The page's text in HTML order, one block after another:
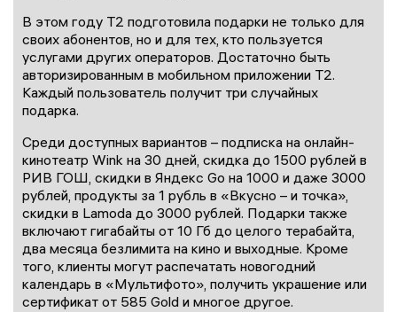
В этом году Т2 подготовила подарки не только для
своих абонентов, но и для тех, кто пользуется
услугами других операторов. Достаточно быть
авторизированным в мобильном приложении Т2.
Каждый пользователь получит три случайных
подарка.
Среди доступных вариантов – подписка на онлайн-
кинотеатр Wink на 30 дней, скидка до 1500 рублей в
РИВ ГОШ, скидки в Яндекс Go на 1000 и даже 3000
рублей, продукты за 1 рубль в «Вкусно – и точка»,
скидки в Lamoda до 3000 рублей. Подарки также
включают гигабайты от 10 Гб до целого терабайта,
два месяца безлимита на кино и выходные. Кроме
того, клиенты могут распечатать новогодний
календарь в «Мультифото», получить украшение или
сертификат от 585 Gold и многое другое.